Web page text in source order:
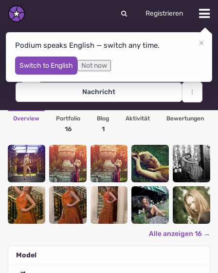
Registrieren
Podium speaks English — switch any time.
Switch to English Not now
Аннет Кот
Sankt Petersburg· Russland
Nachricht
Overview Portfolio
16
Blog
1
Aktivität Bewertungen
Alle anzeigen 16 →
Model